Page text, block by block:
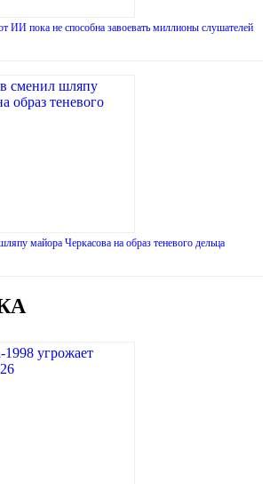
ИИ пока не способна завоевать миллионы слушателей
майора Черкасова на образ теневого дельца